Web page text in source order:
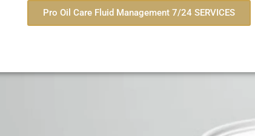
Pro Oil Care Fluid Management 7/24 SERVICES